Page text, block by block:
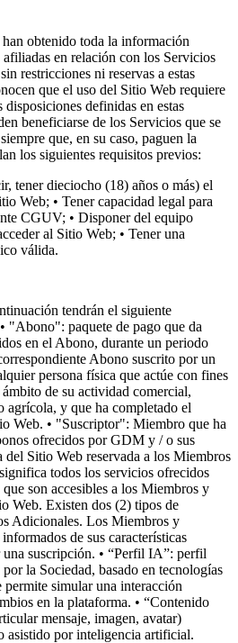
obtenido toda la información
en relación con los Servicios
restricciones ni reservas a estas
que el uso del Sitio Web requiere
definidas en estas
beneficiarse de los Servicios que se
que, en su caso, paguen la
los siguientes requisitos previos:
tener dieciocho (18) años o más) el
Web; • Tener capacidad legal para
CGUV; • Disponer del equipo
al Sitio Web; • Tener una
válida.
tendrán el siguiente
"Abono": paquete de pago que da
en el Abono, durante un periodo
Abono suscrito por un
persona física que actúe con fines
de su actividad comercial,
agrícola, y que ha completado el
Web. • "Suscriptor": Miembro que ha
ofrecidos por GDM y / o sus
Sitio Web reservada a los Miembros
todos los servicios ofrecidos
son accesibles a los Miembros y
Web. Existen dos (2) tipos de
Adicionales. Los Miembros y
de sus características
una suscripción. • “Perfil IA”: perfil
la Sociedad, basado en tecnologías
simular una interacción
en la plataforma. • “Contenido
mensaje, imagen, avatar)
asistido por inteligencia artificial.